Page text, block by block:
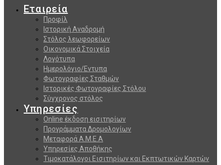
Εταιρεία
Προφίλ
Ιστορική Αναδρομή
Στόλος λεωφορείων
Οικονομικά Στοιχεία
Λογότυπα
Ημερολόγιο/Εντυπα
Φωτογραφίες Σταθμών
Ιστορικές Φωτογραφίες Στόλου
Σύγχρονος στόλος
Υπηρεσίες
Online έκδοση εισιτηρίων
Προγράμματα Δρομολογίων
Μεταφορά Α.Μ.Ε.Α
Υπηρεσίες Αποθήκης
Τιμοκατάλογοι Εισιτηρίων και Εκπτωτικών Καρτών